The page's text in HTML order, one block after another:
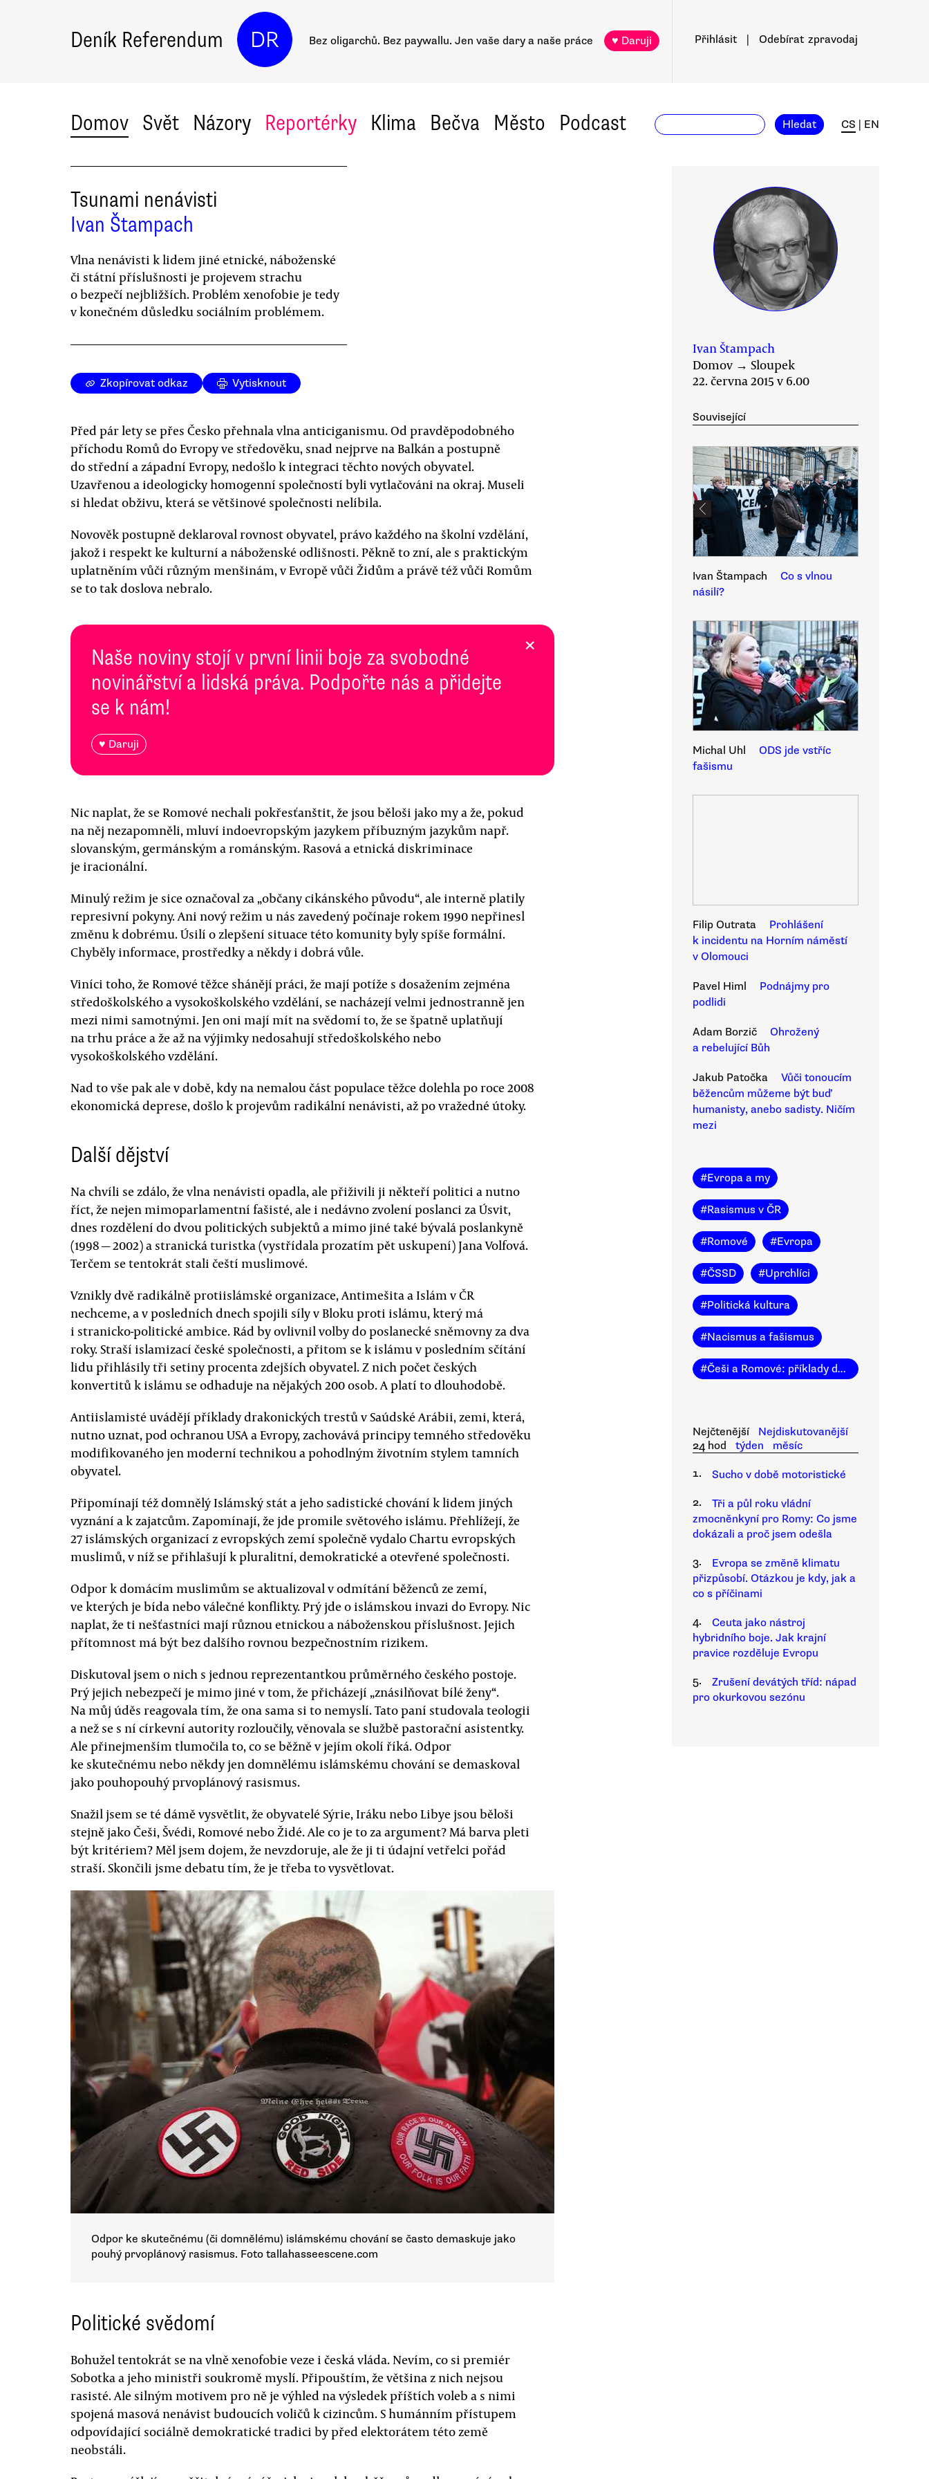
Deník Referendum DR Bez oligarchů. Bez paywallu. Jen vaše dary a naše práce ♥ Daruji Přihlásit Odebírat zpravodaj
Domov Svět Názory Reportérky Klima Bečva Město Podcast Hledat CS EN
Tsunami nenávisti
Ivan Štampach
Vlna nenávisti k lidem jiné etnické, náboženské
či státní příslušnosti je projevem strachu
o bezpečí nejbližších. Problém xenofobie je tedy
v konečném důsledku sociálním problémem.
Zkopírovat odkaz Vytisknout
Před pár lety se přes Česko přehnala vlna anticiganismu. Od pravděpodobného
příchodu Romů do Evropy ve středověku, snad nejprve na Balkán a postupně
do střední a západní Evropy, nedošlo k integraci těchto nových obyvatel.
Uzavřenou a ideologicky homogenní společností byli vytlačováni na okraj. Museli
si hledat obživu, která se většinové společnosti nelíbila.
Novověk postupně deklaroval rovnost obyvatel, právo každého na školní vzdělání,
jakož i respekt ke kulturní a náboženské odlišnosti. Pěkně to zní, ale s praktickým
uplatněním vůči různým menšinám, v Evropě vůči Židům a právě též vůči Romům
se to tak doslova nebralo.
Naše noviny stojí v první linii boje za svobodné
novinářství a lidská práva. Podpořte nás a přidejte
se k nám!
♥ Daruji
×
Nic naplat, že se Romové nechali pokřesťanštit, že jsou běloši jako my a že, pokud
na něj nezapomněli, mluví indoevropským jazykem příbuzným jazykům např.
slovanským, germánským a románským. Rasová a etnická diskriminace
je iracionální.
Minulý režim je sice označoval za „občany cikánského původu“, ale interně platily
represivní pokyny. Ani nový režim u nás zavedený počínaje rokem 1990 nepřinesl
změnu k dobrému. Úsilí o zlepšení situace této komunity byly spíše formální.
Chyběly informace, prostředky a někdy i dobrá vůle.
Viníci toho, že Romové těžce shánějí práci, že mají potíže s dosažením zejména
středoškolského a vysokoškolského vzdělání, se nacházejí velmi jednostranně jen
mezi nimi samotnými. Jen oni mají mít na svědomí to, že se špatně uplatňují
na trhu práce a že až na výjimky nedosahují středoškolského nebo
vysokoškolského vzdělání.
Nad to vše pak ale v době, kdy na nemalou část populace těžce dolehla po roce 2008
ekonomická deprese, došlo k projevům radikální nenávisti, až po vražedné útoky.
Další dějství
Na chvíli se zdálo, že vlna nenávisti opadla, ale přiživili ji někteří politici a nutno
říct, že nejen mimoparlamentní fašisté, ale i nedávno zvolení poslanci za Úsvit,
dnes rozdělení do dvou politických subjektů a mimo jiné také bývalá poslankyně
(1998 — 2002) a stranická turistka (vystřídala prozatím pět uskupení) Jana Volfová.
Terčem se tentokrát stali čeští muslimové.
Vznikly dvě radikálně protiislámské organizace, Antimešita a Islám v ČR
nechceme, a v posledních dnech spojili síly v Bloku proti islámu, který má
i stranicko-politické ambice. Rád by ovlivnil volby do poslanecké sněmovny za dva
roky. Straší islamizací české společnosti, a přitom se k islámu v posledním sčítání
lidu přihlásily tři setiny procenta zdejších obyvatel. Z nich počet českých
konvertitů k islámu se odhaduje na nějakých 200 osob. A platí to dlouhodobě.
Antiislamisté uvádějí příklady drakonických trestů v Saúdské Arábii, zemi, která,
nutno uznat, pod ochranou USA a Evropy, zachovává principy temného středověku
modifikovaného jen moderní technikou a pohodlným životním stylem tamních
obyvatel.
Připomínají též domnělý Islámský stát a jeho sadistické chování k lidem jiných
vyznání a k zajatcům. Zapomínají, že jde promile světového islámu. Přehlížejí, že
27 islámských organizací z evropských zemí společně vydalo Chartu evropských
muslimů, v níž se přihlašují k pluralitní, demokratické a otevřené společnosti.
Odpor k domácím muslimům se aktualizoval v odmítání běženců ze zemí,
ve kterých je bída nebo válečné konflikty. Prý jde o islámskou invazi do Evropy. Nic
naplat, že ti nešťastníci mají různou etnickou a náboženskou příslušnost. Jejich
přítomnost má být bez dalšího rovnou bezpečnostním rizikem.
Diskutoval jsem o nich s jednou reprezentantkou průměrného českého postoje.
Prý jejich nebezpečí je mimo jiné v tom, že přicházejí „znásilňovat bílé ženy“.
Na můj úděs reagovala tím, že ona sama si to nemyslí. Tato paní studovala teologii
a než se s ní církevní autority rozloučily, věnovala se službě pastorační asistentky.
Ale přinejmenším tlumočila to, co se běžně v jejím okolí říká. Odpor
ke skutečnému nebo někdy jen domnělému islámskému chování se demaskoval
jako pouhopouhý prvoplánový rasismus.
Snažil jsem se té dámě vysvětlit, že obyvatelé Sýrie, Iráku nebo Libye jsou běloši
stejně jako Češi, Švédi, Romové nebo Židé. Ale co je to za argument? Má barva pleti
být kritériem? Měl jsem dojem, že nevzdoruje, ale že ji ti údajní vetřelci pořád
straší. Skončili jsme debatu tím, že je třeba to vysvětlovat.
Odpor ke skutečnému (či domnělému) islámskému chování se často demaskuje jako
pouhý prvoplánový rasismus. Foto tallahasseescene.com
Politické svědomí
Bohužel tentokrát se na vlně xenofobie veze i česká vláda. Nevím, co si premiér
Sobotka a jeho ministři soukromě myslí. Připouštím, že většina z nich nejsou
rasisté. Ale silným motivem pro ně je výhled na výsledek příštích voleb a s nimi
spojená masová nenávist budoucích voličů k cizincům. S humánním přístupem
odpovídající sociálně demokratické tradici by před elektorátem této země
neobstáli.
Ivan Štampach
Domov → Sloupek
22. června 2015 v 6.00
Související
Ivan Štampach
Co s vlnou
násilí?
Michal Uhl
ODS jde vstříc
fašismu
Filip Outrata
Prohlášení
k incidentu na Horním náměstí
v Olomouci
Pavel Himl
Podnájmy pro
podlidi
Adam Borzič
Ohrožený
a rebelující Bůh
Jakub Patočka
Vůči tonoucím
běžencům můžeme být buď
humanisty, anebo sadisty. Ničím
mezi
#Evropa a my
#Rasismus v ČR
#Romové #Evropa
#ČSSD #Uprchlíci
#Politická kultura
#Nacismus a fašismus
#Češi a Romové: příklady dobré praxe
Nejčtenější
Nejdiskutovanější
24 hod
týden
měsíc
1.
Sucho v době motoristické
2.
Tři a půl roku vládní
zmocněnkyní pro Romy: Co jsme
dokázali a proč jsem odešla
3.
Evropa se změně klimatu
přizpůsobí. Otázkou je kdy, jak a
co s příčinami
4.
Ceuta jako nástroj
hybridního boje. Jak krajní
pravice rozděluje Evropu
5.
Zrušení devátých tříd: nápad
pro okurkovou sezónu